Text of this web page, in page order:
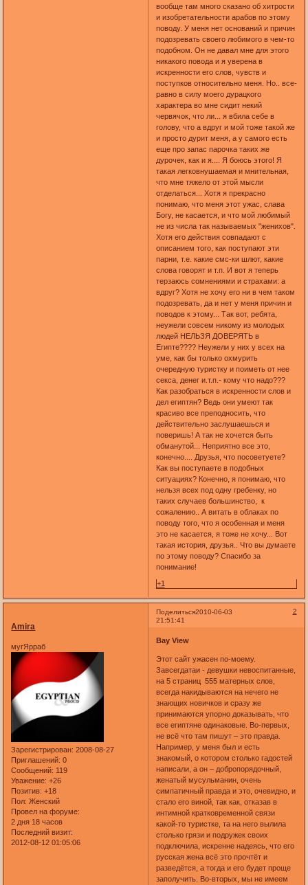
вообще там много сказано об хитрости
и изобретательности арабов по этому
поводу. У меня нет оснований и причин
подозревать своего любимого в чем-то
подобном. Он не давал мне для этого
никакого повода и я уверена в
искренности его слов, чувств и
поступков относительно меня. Но.. все-
равно в силу моего дурацкого
характера во мне сидит некий
червячок, что ли... я вбила себе в
голову, что а вдруг и мой тоже такой же
и просто дурит меня, а у самого есть
еще про запас парочка таких же
дурочек, как и я.... Я боюсь этого! Я
такая легковнушаемая и мнительная,
что мне тяжело от этой мысли
отделаться... Хотя я прекрасно
понимаю, что меня этот ужас, слава
Богу, не касается, и что мой любимый
не из числа так называемых "женихов".
Хотя его действия совпадают с
описанием того, как поступают эти
парни, т.е. какие смс-ки шлют, какие
слова говорят и т.п. И вот я теперь
терзаюсь сомнениями и страхами: а
вдруг? Хотя не хочу его ни в чем таком
подозревать, да и нет у меня причин и
поводов к этому... Так вот, ребята,
неужели совсем никому из молодых
людей НЕЛЬЗЯ ДОВЕРЯТЬ в
Египте???? Неужели у них у всех на
уме, как бы только охмурить
очередную туристку и поиметь от нее
секса, денег и.т.п.- кому что надо???
Как разобраться в искренности слов и
дел египтян? Ведь они умеют так
красиво все преподносить, что
действительно заслушаешься и
поверишь! А так не хочется быть
обманутой... Неприятно все это,
конечно.... Друзья, что посоветуете?
Как вы поступаете в подобных
ситуациях? Конечно, я понимаю, что
нельзя всех под одну гребенку, но
таких случаев большинство, к
сожалению.. А витать в облаках по
поводу того, что я особенная и меня
это не касается, я тоже не хочу... Вот
такая история, друзья.. Что вы думаете
по этому поводу? Спасибо за
понимание!
+1
Поделиться 2
2010-06-03
21:51:41
Amira
мугЯрраб
Зарегистрирован: 2008-08-27
Приглашений: 0
Сообщений: 119
Уважение: +26
Позитив: +18
Пол: Женский
Провел на форуме:
2 дня 18 часов
Последний визит:
2012-08-12 01:05:06
Bay View
Этот сайт ужасен по-моему.
Завсегдатаи - девушки невоспитанные,
на 5 страниц 555 матерных слов,
всегда накидываются на нечего не
знающих новичков и сразу же
принимаются упорно доказывать, что
все египтяне одинаковые. Во-первых,
не всё что там пишут – это правда.
Например, у меня был и есть
знакомый, о котором столько гадостей
написали, а он – добропорядочный,
женатый мусульманин, очень
симпатичный правда и это, очевидно, и
стало его виной, так как, отказав в
интимной кратковременной связи
какой-то туристке, та на него вылила
столько грязи и подружек своих
подключила, искренне надеясь, что его
русская жена всё это прочтёт и
разведётся, а тогда и его будет проще
заполучить. Во-вторых, мы не имеем